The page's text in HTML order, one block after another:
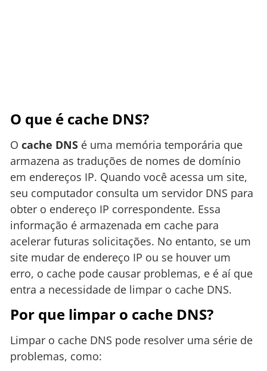
O que é cache DNS?
O cache DNS é uma memória temporária que
armazena as traduções de nomes de domínio
em endereços IP. Quando você acessa um site,
seu computador consulta um servidor DNS para
obter o endereço IP correspondente. Essa
informação é armazenada em cache para
acelerar futuras solicitações. No entanto, se um
site mudar de endereço IP ou se houver um
erro, o cache pode causar problemas, e é aí que
entra a necessidade de limpar o cache DNS.
Por que limpar o cache DNS?
Limpar o cache DNS pode resolver uma série de
problemas, como: